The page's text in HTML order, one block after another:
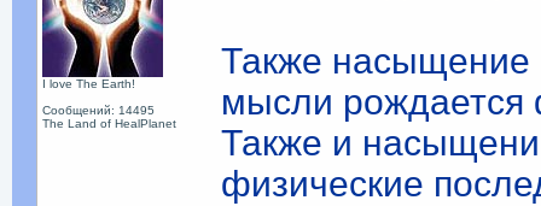
I love The Earth!
Сообщений: 14495
The Land of HealPlanet
Также насыщение
мысли рождается
Также и
физические